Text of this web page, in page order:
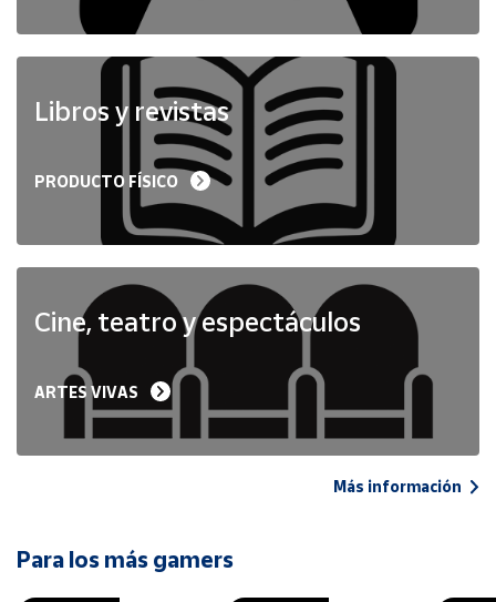
Baleares
Melilla
Libros y revistas
PRODUCTO FÍSICO
Cine, teatro y espectáculos
ARTES VIVAS
Más información
Para los más gamers